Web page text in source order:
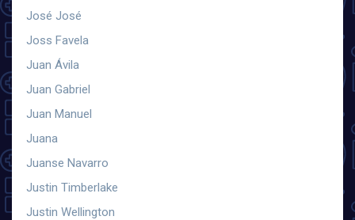
José José
Joss Favela
Juan Ávila
Juan Gabriel
Juan Manuel
Juana
Juanse Navarro
Justin Timberlake
Justin Wellington